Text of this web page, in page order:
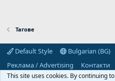
Тагове
Default Style
Bulgarian (BG)
Реклама / Advertising
Контакти
Декларация за поверителност
This site uses cookies. By continuing